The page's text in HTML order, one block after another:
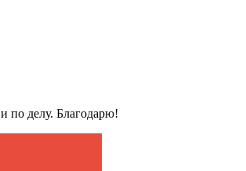
по делу. Благодарю!